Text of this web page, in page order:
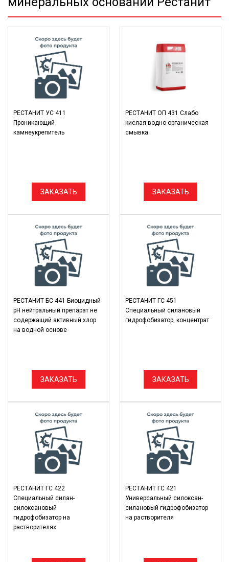
РЕСТАНИТ УС 411
Проникающий
камнеукрепитель
ЗАКАЗАТЬ
РЕСТАНИТ ОП 431 Слабо
кислая водно-органическая
смывка
ЗАКАЗАТЬ
РЕСТАНИТ БС 441 Биоцидный
рН нейтральный препарат не
содержащий активный хлор
на водной основе
ЗАКАЗАТЬ
РЕСТАНИТ ГС 451
Специальный силановый
гидрофобизатор, концентрат
ЗАКАЗАТЬ
РЕСТАНИТ ГС 422
Специальный силан-
силоксановый
гидрофобизатор на
растворителях
РЕСТАНИТ ГС 421
Универсальный силоксан-
силановый гидрофобизатор
на растворителя